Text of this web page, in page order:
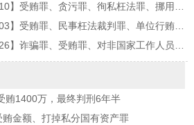
挪用公款罪、掩饰隐瞒犯罪所得罪、盗窃罪、帮助信息网络犯罪活动罪、诈骗罪等罪名的案件进行
行贿罪、串通投标罪、故意杀人罪、掩饰隐瞒犯罪所得罪、诈骗罪等罪名的案件进行了集体讨论。
人员行贿罪、开设赌场罪、偷越国边境罪、贩卖毒品罪、串通投标罪、故意杀人罪等罪名的案件进
贿1400万，最终判刑6年半
金额、打掉私分国有资产罪